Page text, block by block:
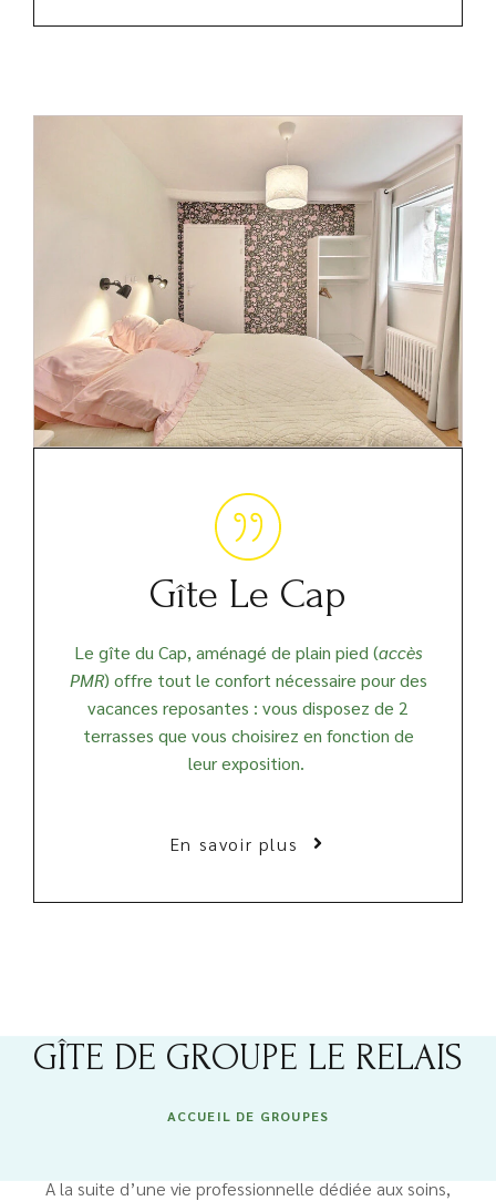
Gîte Le Cap
Le gîte du Cap, aménagé de plain pied (accès
PMR) offre tout le confort nécessaire pour des
vacances reposantes : vous disposez de 2
terrasses que vous choisirez en fonction de
leur exposition.
En savoir plus
GÎTE DE GROUPE LE RELAIS
ACCUEIL DE GROUPES
A la suite d’une vie professionnelle dédiée aux soins,